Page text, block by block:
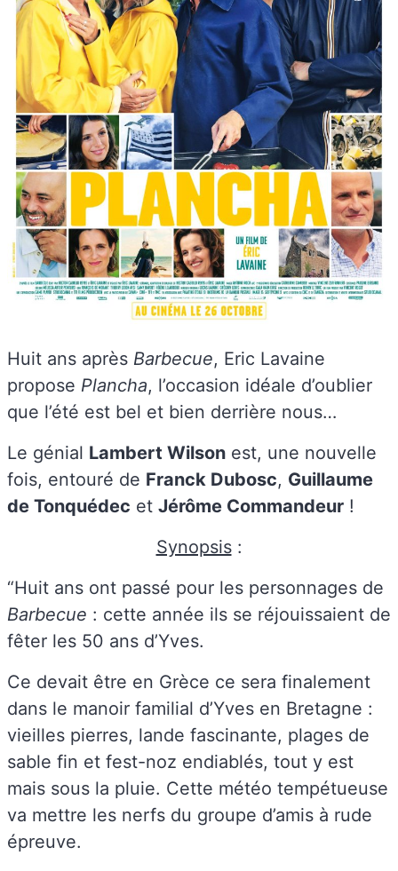
Huit ans après Barbecue, Eric Lavaine
propose Plancha, l’occasion idéale d’oublier
que l’été est bel et bien derrière nous…
Le génial Lambert Wilson est, une nouvelle
fois, entouré de Franck Dubosc, Guillaume
de Tonquédec et Jérôme Commandeur !
Synopsis:
“Huit ans ont passé pour les personnages de
Barbecue : cette année ils se réjouissaient de
fêter les 50 ans d’Yves.
Ce devait être en Grèce ce sera finalement
dans le manoir familial d’Yves en Bretagne :
vieilles pierres, lande fascinante, plages de
sable fin et fest-noz endiablés, tout y est
mais sous la pluie. Cette météo tempétueuse
va mettre les nerfs du groupe d’amis à rude
épreuve.